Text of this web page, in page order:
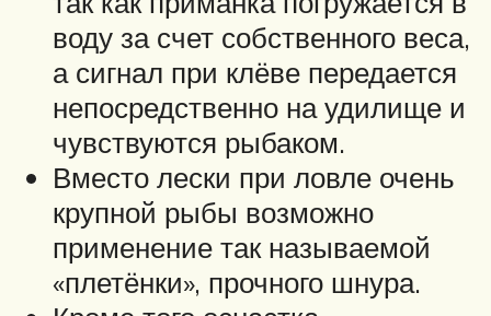
воду за счет собственного веса,
а сигнал при клёве передается
непосредственно на удилище и
чувствуются рыбаком.
Вместо лески при ловле очень
крупной рыбы возможно
применение так называемой
«плетёнки», прочного шнура.